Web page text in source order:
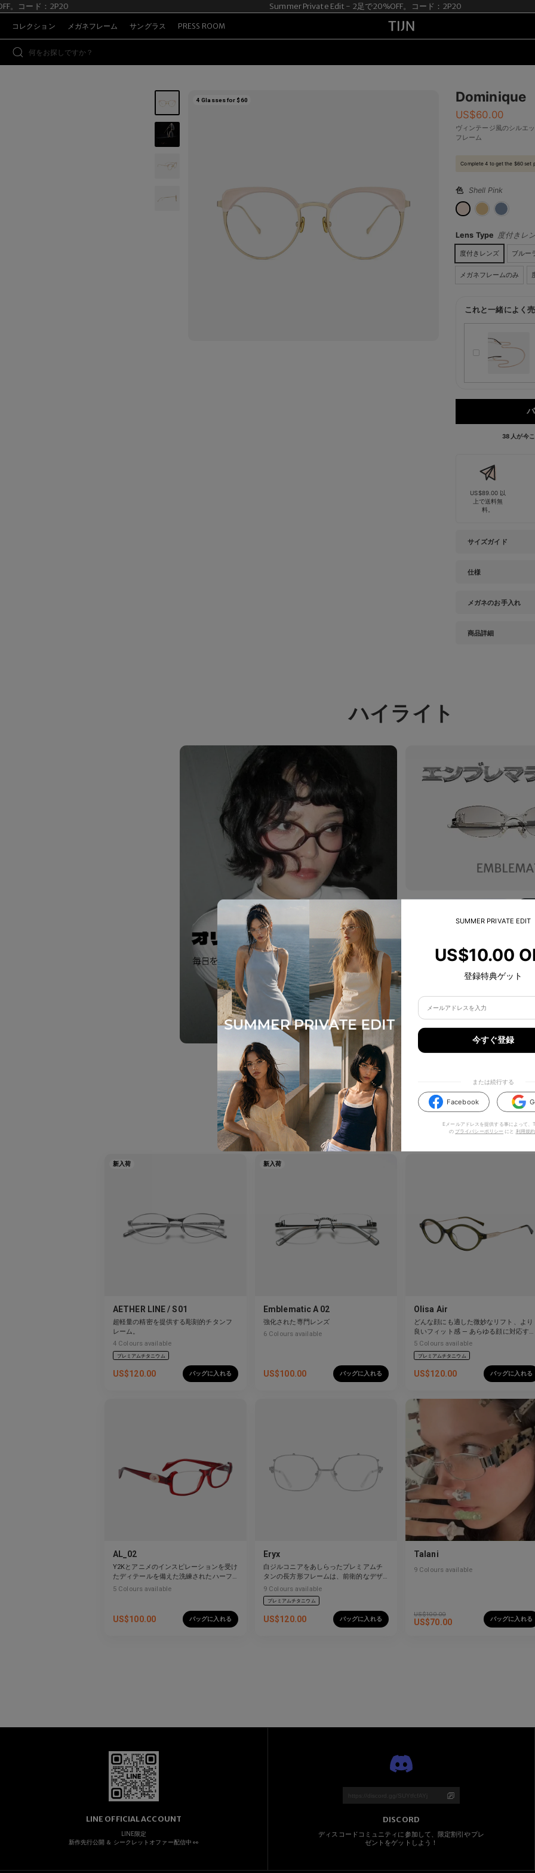
コード：2P20 Summer Private Edit - 2足で20%OFF。コード：2P20
コレクション メガネフレーム サングラス PRESS ROOM
4 Glasses for $60 Dominique
US$60.00
ヴィンテージ風のシルエ
フレーム
Complete 4 to get the $60 set
色 Shell Pink
Lens Type 度付きレ
度付きレンズ ブルー
メガネフレームのみ
これと一緒によく
38 人が今
US$89.00 以
上で送料無
料。
サイズガイド
仕様
メガネのお手入れ
商品詳細
ハイライト
このアイテムもいかがでしょう
新入荷
AETHER LINE / S01
超軽量の精密を提供する彫刻的チタンフ
レーム。
4 Colours available
プレミアムチタニウム
US$120.00 バッグに入れる
新入荷
Emblematic A 02
強化された専門レンズ
6 Colours available
US$100.00 バッグに入れる
Olisa Air
どんな顔にも適した微妙なリフト、より
良いフィット感 — あらゆる顔に対応す
柔軟性。
5 Colours available
プレミアムチタニウム
US$120.00 バッグに入れる
AL_02
Y2Kとアニメのインスピレーションを受け
たディテールを備えた洗練されたハーフ
リムデザイン。
5 Colours available
US$100.00 バッグに入れる
Eryx
白ジルコニアをあしらったプレミアムチ
タンの長方形フレームは、前衛的なデザ
インと強烈な輝きを見せています。
9 Colours available
プレミアムチタニウム
US$120.00 バッグに入れる
Talani
9 Colours available
US$100.00
US$70.00 バッグに入れる
LINE OFFICIAL ACCOUNT
LINE限定
新作先行公開 ＆ シークレットオファー配信中 👀
DISCORD
ディスコードコミュニティに参加して、限定割引やプレ
ゼントをゲットしよう！
SUMMER PRIVATE EDIT
US$10.00
登録特典ゲット
今すぐ登録
または続行する
Facebook
Eメールアドレスを提供する事によって、
の プライバシーポリシー にと 利用規約